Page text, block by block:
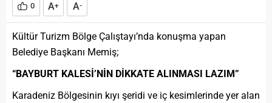
0 A+ A-
Kültür Turizm Bölge Çalıştayı’nda konuşma yapan
Belediye Başkanı Memiş;
“BAYBURT KALESİ’NİN DİKKATE ALINMASI LAZIM”
Karadeniz Bölgesinin kıyı şeridi ve iç kesimlerinde yer alan